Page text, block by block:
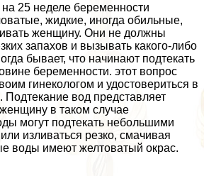
25 неделе беременности
жидкие, иногда обильные,
женщину. Они не должны
запахов и вызывать какого-либо
бывает, что начинают подтекать
беременности. этот вопрос
гинекологом и удостовериться в
Подтекание вод представляет
в таком случае
могут подтекать небольшими
изливаться резко, смачивая
воды имеют желтоватый окрас.